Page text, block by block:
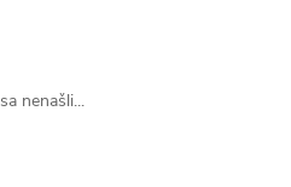
sa nenašli...